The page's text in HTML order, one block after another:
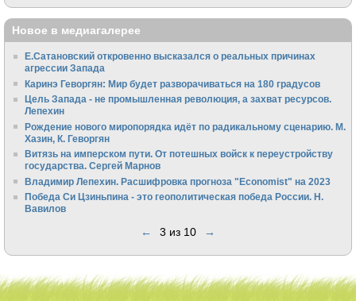
Новое в медиагалерее
Е.Сатановский откровенно высказался о реальных причинах
агрессии Запада
Каринэ Геворгян: Мир будет разворачиваться на 180 градусов
Цель Запада - не промышленная революция, а захват ресурсов.
Лепехин
Рождение нового миропорядка идёт по радикальному сценарию. М.
Хазин, К. Геворгян
Витязь на имперском пути. От потешных войск к переустройству
государства. Сергей Марнов
Владимир Лепехин. Расшифровка прогноза "Economist" на 2023
Победа Си Цзиньпина - это геополитическая победа России. Н.
Вавилов
← 3 из 10 →